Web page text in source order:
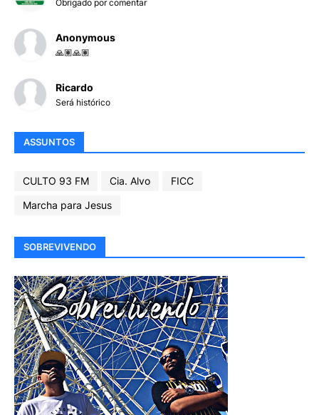
Obrigado por comentar
Anonymous
🙏🏽🙏🏽
Ricardo
Será histórico
ASSUNTOS
CULTO 93 FM Cia. Alvo
FICC
Marcha para Jesus
SOBREVIVENDO